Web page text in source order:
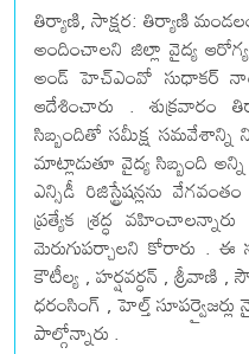
తిర్యాణి, సాక్షర: తిర్యాణి
అందించాలని జిల్లా వైద్య
అండ్ హెచ్ఎంవో సుధాకర్
ఆదేశించారు . శుక్రవారం
సిబ్బందితో సమీక్ష సమవేశాన్ని
మాట్లాడుతూ వైద్య సిబ్బంది
ఎన్సిడీ రిజిస్ట్రేషన్లను
ప్రత్యేక శ్రద్ధ
మెరుగుపర్చాలని కోరారు .
కౌటీల్య , హర్షవర్ధన్ , శ్రీవాణి
ధరంసింగ్ , హెల్త్
పాల్గోన్నారు .